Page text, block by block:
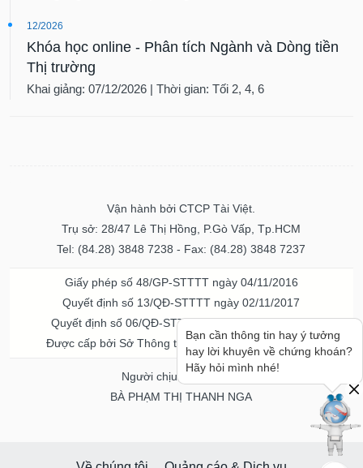
12/2026
Khóa học online - Phân tích Ngành và Dòng tiền
Thị trường
Khai giảng: 07/12/2026 | Thời gian: Tối 2, 4, 6
Vận hành bởi CTCP Tài Việt.
Trụ sở: 28/47 Lê Thị Hồng, P.Gò Vấp, Tp.HCM
Tel: (84.28) 3848 7238 - Fax: (84.28) 3848 7237
Giấy phép số 48/GP-STTTT ngày 04/11/2016
Quyết định số 13/QĐ-STTTT ngày 02/11/2017
Quyết định số 06/QĐ-STTTT-ICP ngày 20/07/2023
Được cấp bởi Sở Thông tin và Truyền thông TPHCM
Người chịu trách nhiệm
BÀ PHẠM THỊ THANH NGA
Bạn cần thông tin hay ý tưởng
hay lời khuyên về chứng khoán?
Hãy hỏi mình nhé!